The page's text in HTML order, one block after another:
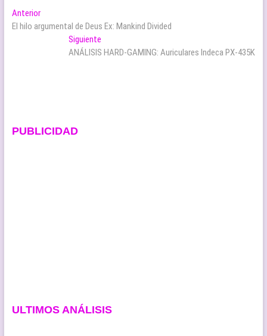
Navegación
de
entradas
AnteriorEntrada
anterior:
El hilo argumental de Deus Ex: Mankind Divided
Siguiente
siguiente:
ANÁLISIS HARD-GAMING: Auriculares Indeca PX-435K
PUBLICIDAD
ULTIMOS ANÁLISIS